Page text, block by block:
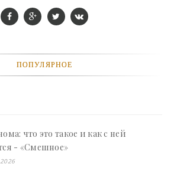
ПОПУЛЯРНОЕ
что это такое и как с ней
- «Смешное»